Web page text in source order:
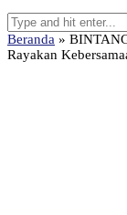
Beranda »
Rayakan